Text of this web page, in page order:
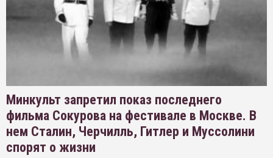
Минкульт запретил показ последнего
фильма Сокурова на фестивале в Москве. В
нем Сталин, Черчилль, Гитлер и Муссолини
спорят о жизни